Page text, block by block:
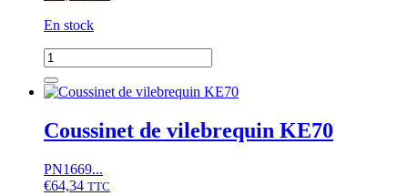
KE75
(9
cannelures)
En stock
quantité
de
Thermostat
TX,
TF,
TL,
TE,
Coussinet de vilebrequin KE70
PN1669...
€64,34 TTC